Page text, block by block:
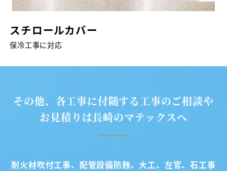
スチロールカバー
保冷工事に対応
その他、各工事に付随する工事のご相談や
お見積りは長崎のマテックスへ
耐火材吹付工事、配管設備防蝕、大工、左官、石工事